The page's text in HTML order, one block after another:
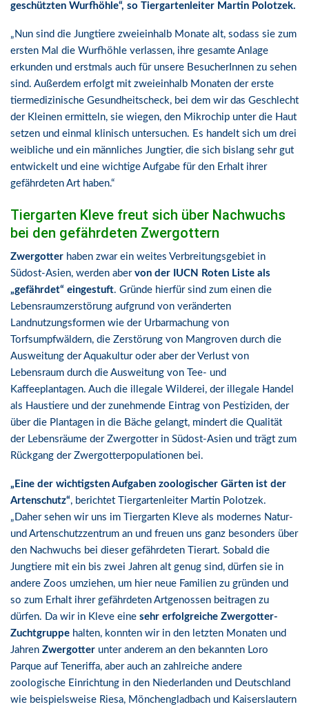
geschützten Wurfhöhle“, so Tiergartenleiter Martin Polotzek.
„Nun sind die Jungtiere zweieinhalb Monate alt, sodass sie zum
ersten Mal die Wurfhöhle verlassen, ihre gesamte Anlage
erkunden und erstmals auch für unsere BesucherInnen zu sehen
sind. Außerdem erfolgt mit zweieinhalb Monaten der erste
tiermedizinische Gesundheitscheck, bei dem wir das Geschlecht
der Kleinen ermitteln, sie wiegen, den Mikrochip unter die Haut
setzen und einmal klinisch untersuchen. Es handelt sich um drei
weibliche und ein männliches Jungtier, die sich bislang sehr gut
entwickelt und eine wichtige Aufgabe für den Erhalt ihrer
gefährdeten Art haben.“
Tiergarten Kleve freut sich über Nachwuchs
bei den gefährdeten Zwergottern
Zwergotter haben zwar ein weites Verbreitungsgebiet in
Südost-Asien, werden aber von der IUCN Roten Liste als
„gefährdet“ eingestuft. Gründe hierfür sind zum einen die
Lebensraumzerstörung aufgrund von veränderten
Landnutzungsformen wie der Urbarmachung von
Torfsumpfwäldern, die Zerstörung von Mangroven durch die
Ausweitung der Aquakultur oder aber der Verlust von
Lebensraum durch die Ausweitung von Tee- und
Kaffeeplantagen. Auch die illegale Wilderei, der illegale Handel
als Haustiere und der zunehmende Eintrag von Pestiziden, der
über die Plantagen in die Bäche gelangt, mindert die Qualität
der Lebensräume der Zwergotter in Südost-Asien und trägt zum
Rückgang der Zwergotterpopulationen bei.
„Eine der wichtigsten Aufgaben zoologischer Gärten ist der
Artenschutz“, berichtet Tiergartenleiter Martin Polotzek.
„Daher sehen wir uns im Tiergarten Kleve als modernes Natur-
und Artenschutzzentrum an und freuen uns ganz besonders über
den Nachwuchs bei dieser gefährdeten Tierart. Sobald die
Jungtiere mit ein bis zwei Jahren alt genug sind, dürfen sie in
andere Zoos umziehen, um hier neue Familien zu gründen und
so zum Erhalt ihrer gefährdeten Artgenossen beitragen zu
dürfen. Da wir in Kleve eine sehr erfolgreiche Zwergotter-
Zuchtgruppe halten, konnten wir in den letzten Monaten und
Jahren Zwergotter unter anderem an den bekannten Loro
Parque auf Teneriffa, aber auch an zahlreiche andere
zoologische Einrichtung in den Niederlanden und Deutschland
wie beispielsweise Riesa, Mönchengladbach und Kaiserslautern